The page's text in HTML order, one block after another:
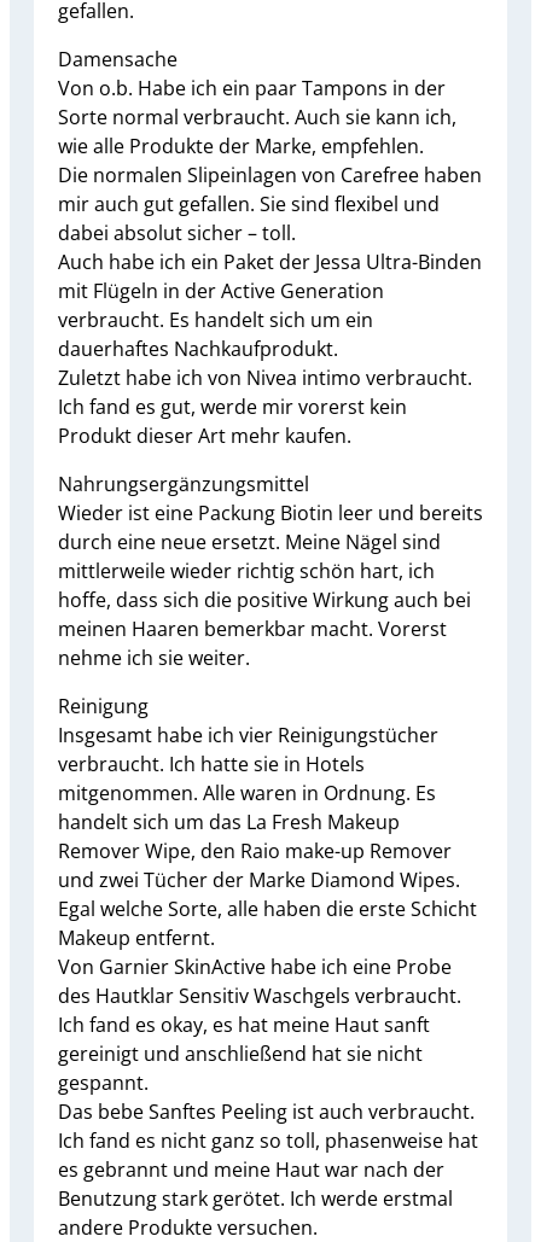
gefallen.
Damensache
Von o.b. Habe ich ein paar Tampons in der
Sorte normal verbraucht. Auch sie kann ich,
wie alle Produkte der Marke, empfehlen.
Die normalen Slipeinlagen von Carefree haben
mir auch gut gefallen. Sie sind flexibel und
dabei absolut sicher – toll.
Auch habe ich ein Paket der Jessa Ultra-Binden
mit Flügeln in der Active Generation
verbraucht. Es handelt sich um ein
dauerhaftes Nachkaufprodukt.
Zuletzt habe ich von Nivea intimo verbraucht.
Ich fand es gut, werde mir vorerst kein
Produkt dieser Art mehr kaufen.
Nahrungsergänzungsmittel
Wieder ist eine Packung Biotin leer und bereits
durch eine neue ersetzt. Meine Nägel sind
mittlerweile wieder richtig schön hart, ich
hoffe, dass sich die positive Wirkung auch bei
meinen Haaren bemerkbar macht. Vorerst
nehme ich sie weiter.
Reinigung
Insgesamt habe ich vier Reinigungstücher
verbraucht. Ich hatte sie in Hotels
mitgenommen. Alle waren in Ordnung. Es
handelt sich um das La Fresh Makeup
Remover Wipe, den Raio make-up Remover
und zwei Tücher der Marke Diamond Wipes.
Egal welche Sorte, alle haben die erste Schicht
Makeup entfernt.
Von Garnier SkinActive habe ich eine Probe
des Hautklar Sensitiv Waschgels verbraucht.
Ich fand es okay, es hat meine Haut sanft
gereinigt und anschließend hat sie nicht
gespannt.
Das bebe Sanftes Peeling ist auch verbraucht.
Ich fand es nicht ganz so toll, phasenweise hat
es gebrannt und meine Haut war nach der
Benutzung stark gerötet. Ich werde erstmal
andere Produkte versuchen.